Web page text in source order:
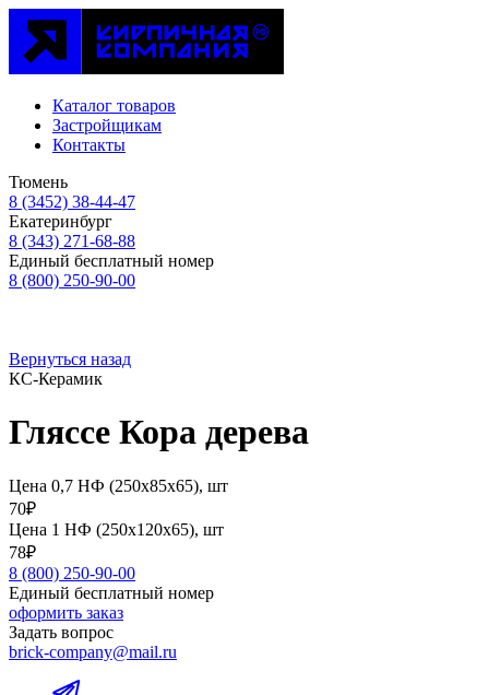
Каталог товаров
Застройщикам
Контакты
Тюмень
8 (3452) 38-44-47
Екатеринбург
8 (343) 271-68-88
Единый бесплатный номер
8 (800) 250-90-00
Вернуться назад
КС-Керамик
Гляссе Кора дерева
Цена 0,7 НФ (250х85х65), шт
70₽
Цена 1 НФ (250х120х65), шт
78₽
8 (800) 250-90-00
Единый бесплатный номер
оформить заказ
Задать вопрос
brick-company@mail.ru